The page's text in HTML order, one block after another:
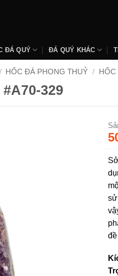
ĐÁ QUÝ ĐÁ QUÝ KHÁC
/ HỐC ĐÁ PHONG THUỶ / HỐC
329